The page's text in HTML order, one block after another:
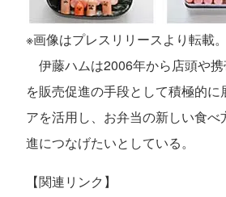
※画像はプレスリリースより転載。
伊藤ハムは2006年から店頭や携
を販売促進の手段として積極的
アを活用し、お弁当の新しい食
進につなげたいとしている。
【関連リンク】